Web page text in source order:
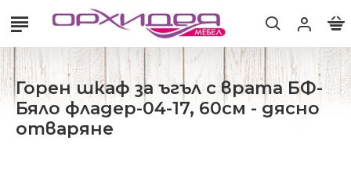
Горен шкаф за ъгъл с врата БФ-
Бяло фладер-04-17, 60см - дясно
отваряне